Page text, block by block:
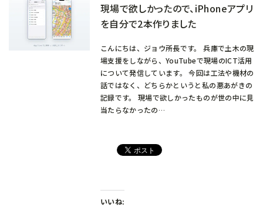
現場で欲しかったので、iPhoneアプリ
を自分で2本作りました
こんにちは、ジョウ所長です。 兵庫で土木の現
場支援をしながら、YouTubeで現場のICT活用
について発信しています。 今回は工法や機材の
話ではなく、どちらかというと私の悪あがきの
記録です。 現場で欲しかったものが世の中に見
当たらなかったの…
いいね: